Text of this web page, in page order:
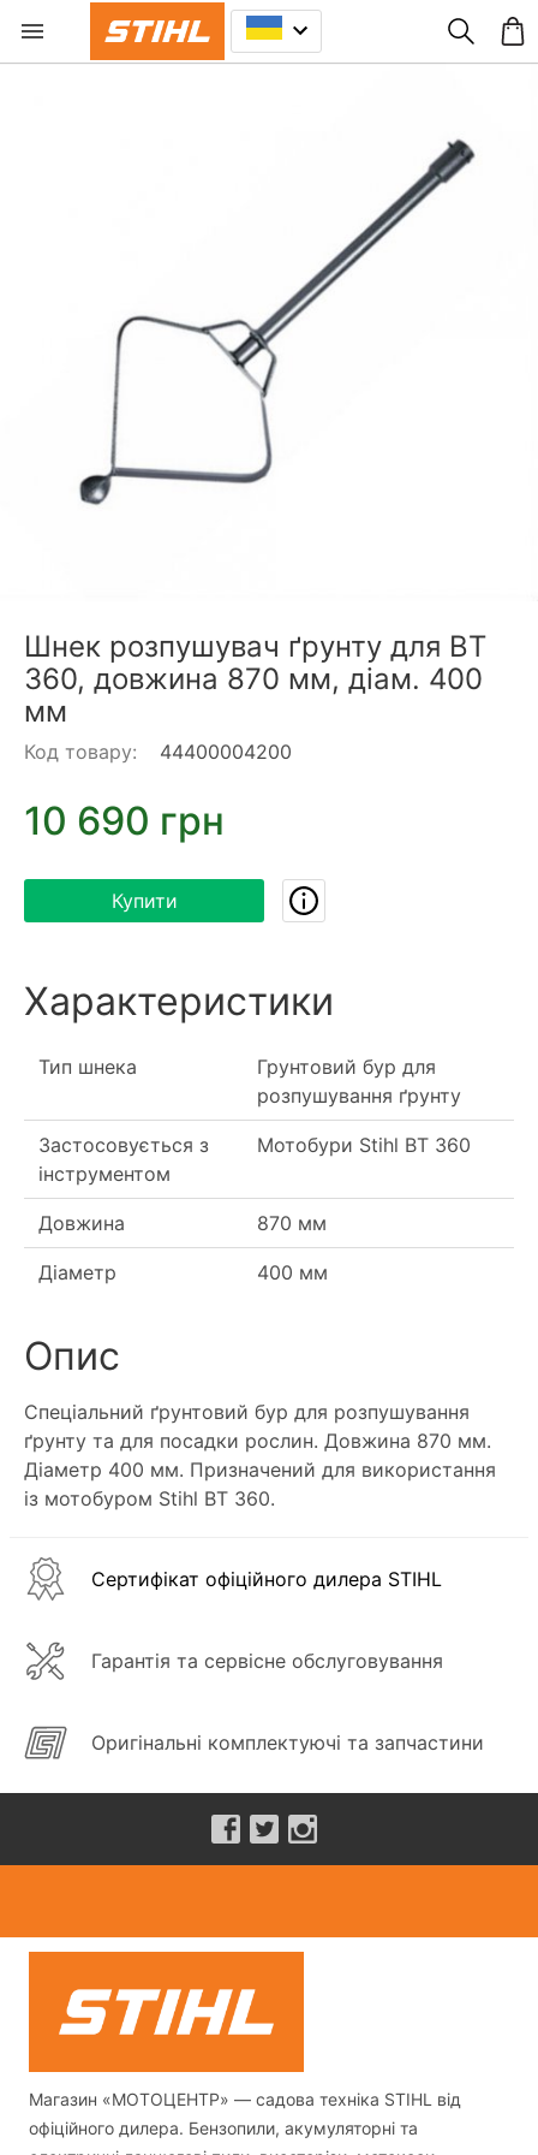
Шнек розпушувач ґрунту для BT
360, довжина 870 мм, діам. 400
мм
Код товару: 44400004200
10 690 грн
Купити
Характеристики
Тип шнека
Грунтовий бур для
розпушування ґрунту
Застосовується з
інструментом
Мотобури Stihl BT 360
Довжина 870 мм
Діаметр 400 мм
Опис
Спеціальний ґрунтовий бур для розпушування
ґрунту та для посадки рослин. Довжина 870 мм.
Діаметр 400 мм. Призначений для використання
із мотобуром Stihl BT 360.
Сертифікат офіційного дилера STIHL
Гарантія та сервісне обслуговування
Оригінальні комплектуючі та запчастини
Магазин «МОТОЦЕНТР» — садова техніка STIHL від
офіційного дилера. Бензопили, акумуляторні та